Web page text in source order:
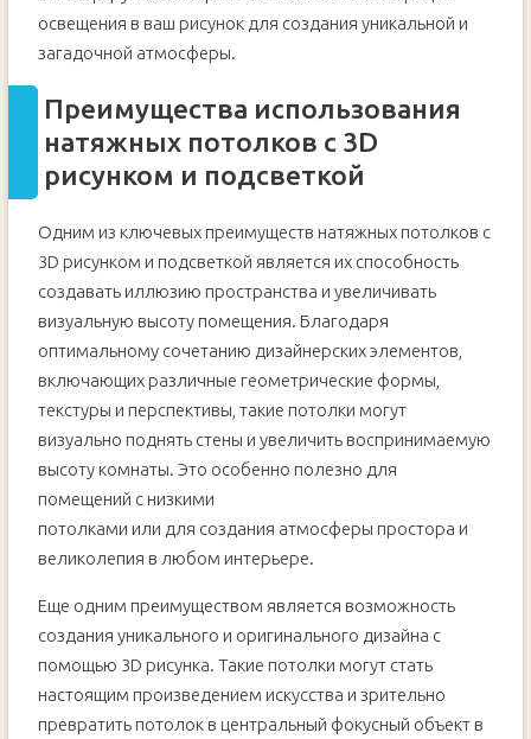
освещения в ваш рисунок для создания уникальной и
загадочной атмосферы.
Преимущества использования
натяжных потолков с 3D
рисунком и подсветкой
Одним из ключевых преимуществ натяжных потолков с
3D рисунком и подсветкой является их способность
создавать иллюзию пространства и увеличивать
визуальную высоту помещения. Благодаря
оптимальному сочетанию дизайнерских элементов,
включающих различные геометрические формы,
текстуры и перспективы, такие потолки могут
визуально поднять стены и увеличить воспринимаемую
высоту комнаты. Это особенно полезно для
помещений с низкими
потолками или для создания атмосферы простора и
великолепия в любом интерьере.
Еще одним преимуществом является возможность
создания уникального и оригинального дизайна с
помощью 3D рисунка. Такие потолки могут стать
настоящим произведением искусства и зрительно
превратить потолок в центральный фокусный объект в